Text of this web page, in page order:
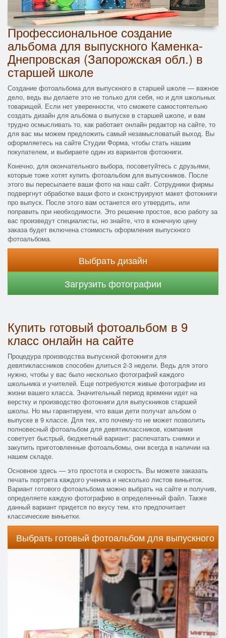
Профессиональное создание
альбома для выпускного Каменка-
Днепровская (Запорожская обл.) в
старшей школе
Создание фотоальбома для выпускного в старшей школе — важное
дело, ведь вы делаете это не только для себя, но и для школьных
товарищей. Если нет уверенности, что сможете самостоятельно
создать дизайн для альбома о выпуске в старшей школе, и вам
трудно осмысливать то, как работает онлайн редактор на сайте, то
для вас мы можем предложить самый незамысловатый выход. Вы
оформляетесь на сайте Студии Форма, чтобы стать нашим
покупателем, и выбираете один из вариантов фотокниги.
Конечно, для окончательного выбора, посоветуйтесь с друзьями,
которые тоже хотят купить фотоальбом для выпускников. После
этого вы пересылаете ваши фото на наш сайт. Сотрудники фирмы
подвергнут обработке ваши фото и сконструируют макет фотокниги
про выпуск. После этого вам останется его утвердить, или
поправить при необходимости. Это решение простое, всю работу за
вас произведут специалисты, но знайте, что в конечную цену
заказа будет включена стоимость оформления выпускного
фотоальбома.
Выбрать дизайн
Загрузить фотографии
Купить готовый фотоальбом в 9
класс онлайн на сайте
Процедура производства выпускной фотокниги для
девятиклассников способен длиться 2-3 недели. Ведь для этого
нужно, чтобы у вас было несколько фотографий каждого
школьника и учителей. Еще потребуются живые фотографии из
жизни вашего класса. Значительный период времени идет на
верстку и производство фотокниги для выпускников старшей
школы. Но мы гарантируем, что ваши дети получат альбом о
выпуске в 9 классе. Для тех, кто почему-то не может позволить
полновесный фотоальбом для девятиклассников, компания
советует быстрый, бюджетный вариант: распечатать снимки и
закупить приготовленные фотоальбомы, они всегда в наличии на
нашем складе.
Основное здесь — это простота и скорость. Вы можете заказать
печать портрета каждого ученика и несколько листов виньеток.
Вариант готового фотоальбома можно выбрать на сайте и получив,
определяете каждую фотографию в определенный файл. Также
данный вариант придется по вкусу тем, кто предпочитает
классические виньетки.
Выбрать готовый фотоальбом для выпускного